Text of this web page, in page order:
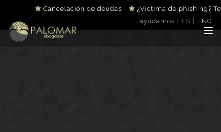
Cancelación de deudas
¿Víctima de phishing? Te
ayudamos
ES ENG